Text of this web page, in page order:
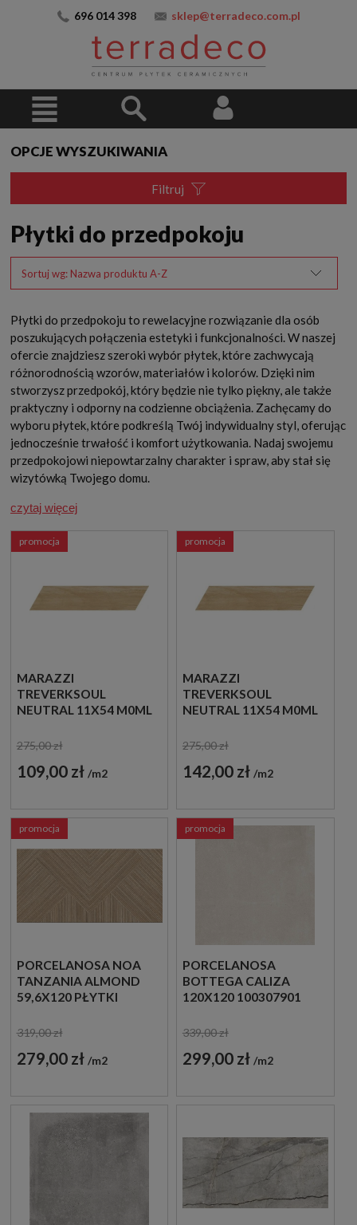
696 014 398 sklep@terradeco.com.pl
OPCJE WYSZUKIWANIA
Filtruj
Płytki do przedpokoju
Sortuj wg: Nazwa produktu A-Z
Płytki do przedpokoju to rewelacyjne rozwiązanie dla osób
poszukujących połączenia estetyki i funkcjonalności. W naszej
ofercie znajdziesz szeroki wybór płytek, które zachwycają
różnorodnością wzorów, materiałów i kolorów. Dzięki nim
stworzysz przedpokój, który będzie nie tylko piękny, ale także
praktyczny i odporny na codzienne obciążenia. Zachęcamy do
wyboru płytek, które podkreślą Twój indywidualny styl, oferując
jednocześnie trwałość i komfort użytkowania. Nadaj swojemu
przedpokojowi niepowtarzalny charakter i spraw, aby stał się
wizytówką Twojego domu.
czytaj więcej
MARAZZI
TREVERKSOUL
NEUTRAL 11X54 M0ML
275,00 zł
109,00 zł m2
promocja
MARAZZI
TREVERKSOUL
NEUTRAL 11X54 M0ML
DREWNOPODOBNE
275,00 zł
142,00 zł m2
promocja
PORCELANOSA NOA
TANZANIA ALMOND
59,6X120 PŁYTKI
DREWNO
319,00 zł
279,00 zł m2
promocja
PORCELANOSA
BOTTEGA CALIZA
120X120 100307901
339,00 zł
299,00 zł m2
promocja